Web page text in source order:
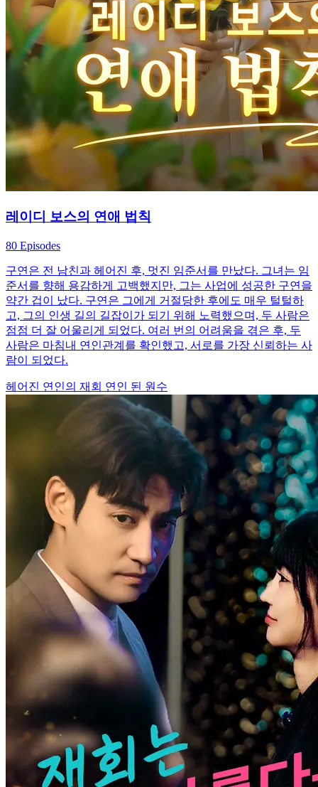
레이디 보스의 연애 법칙
80 Episodes
구연은 전 남친과 헤어진 후, 멋진 임준서를 만났다. 그녀는 임
준서를 향해 용감하게 고백했지만, 그는 사업에 성공한 구연을
약간 겁이 났다. 구연은 그에게 거절당한 후에도 매우 털털하
고, 그의 인생 길의 길잡이가 되기 위해 노력했으며, 두 사람은
점점 더 잘 어울리게 되었다. 여러 번의 어려움을 겪은 후, 두
사람은 마침내 연인관계를 확인했고, 서로를 가장 신뢰하는 사
람이 되었다.
헤어진 연인의 재회 연인 된 원수